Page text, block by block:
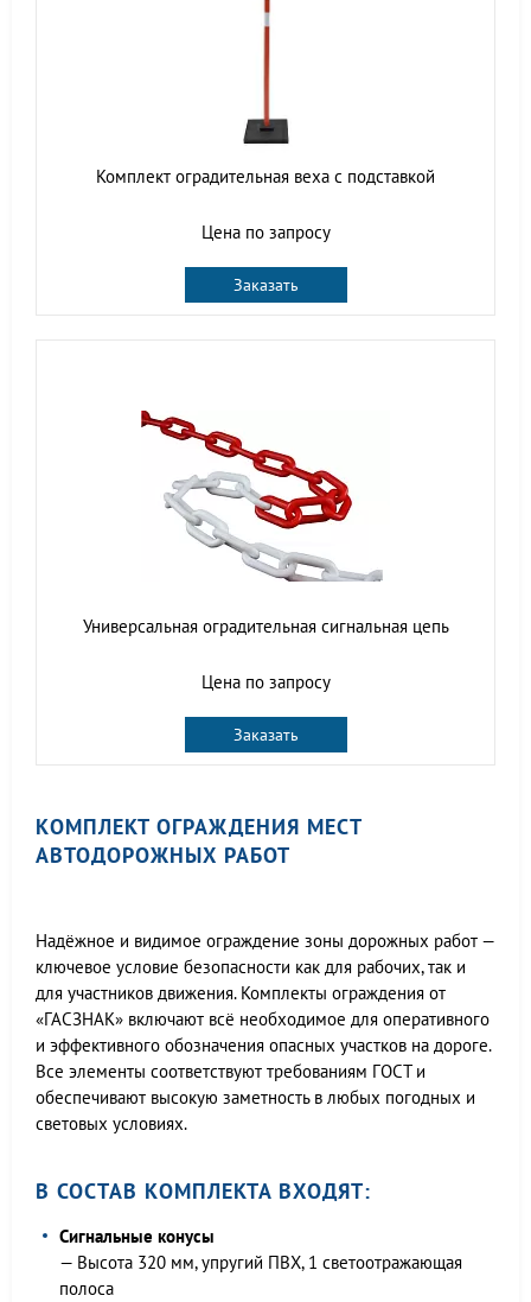
Комплект оградительная веха с подставкой
Цена по запросу
Заказать
Универсальная оградительная сигнальная цепь
Цена по запросу
Заказать
КОМПЛЕКТ ОГРАЖДЕНИЯ МЕСТ
АВТОДОРОЖНЫХ РАБОТ
Надёжное и видимое ограждение зоны дорожных работ —
ключевое условие безопасности как для рабочих, так и
для участников движения. Комплекты ограждения от
«ГАСЗНАК» включают всё необходимое для оперативного
и эффективного обозначения опасных участков на дороге.
Все элементы соответствуют требованиям ГОСТ и
обеспечивают высокую заметность в любых погодных и
световых условиях.
В СОСТАВ КОМПЛЕКТА ВХОДЯТ:
Сигнальные конусы
— Высота 320 мм, упругий ПВХ, 1 светоотражающая
полоса